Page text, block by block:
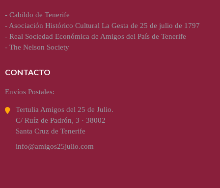
- Cabildo de Tenerife
- Asociación Histórico Cultural La Gesta de 25 de julio de 1797
- Real Sociedad Económica de Amigos del País de Tenerife
- The Nelson Society
CONTACTO
Envíos Postales:
Tertulia Amigos del 25 de Julio.
C/ Ruíz de Padrón, 3 · 38002
Santa Cruz de Tenerife
info@amigos25julio.com